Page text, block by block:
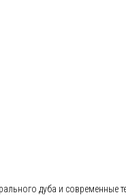
дуба и современные